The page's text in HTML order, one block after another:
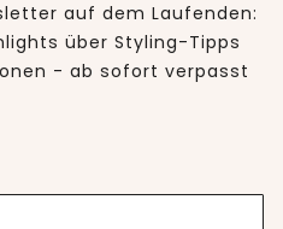
auf dem Laufenden:
über Styling-Tipps
- ab sofort verpasst